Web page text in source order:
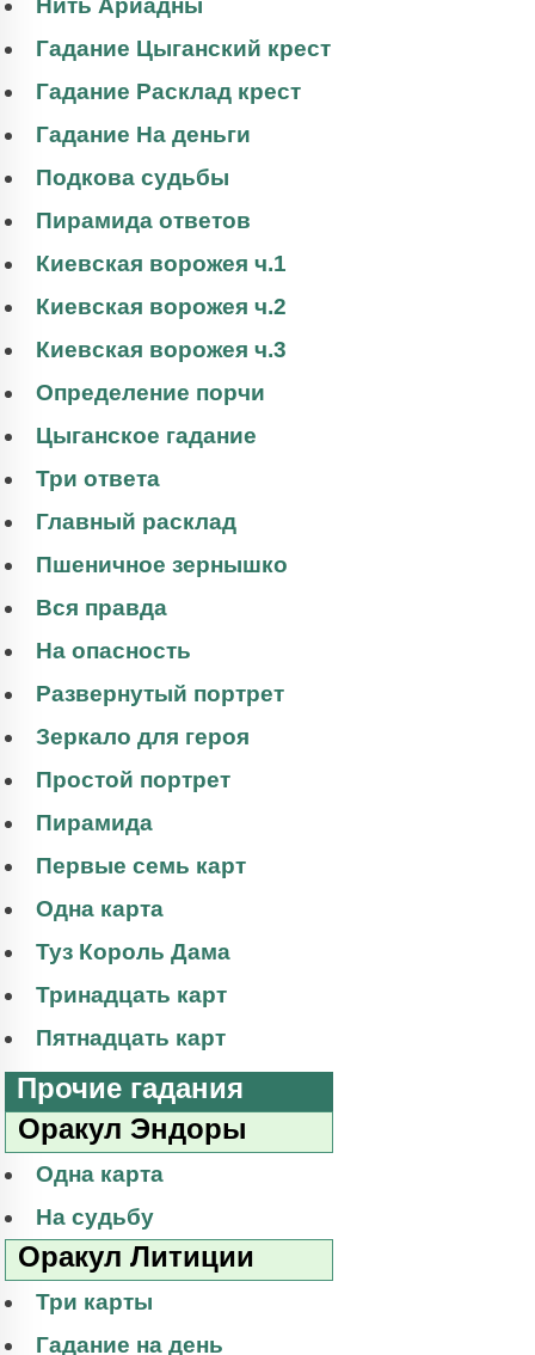
Нить Ариадны
Гадание Цыганский крест
Гадание Расклад крест
Гадание На деньги
Подкова судьбы
Пирамида ответов
Киевская ворожея ч.1
Киевская ворожея ч.2
Киевская ворожея ч.3
Определение порчи
Цыганское гадание
Три ответа
Главный расклад
Пшеничное зернышко
Вся правда
На опасность
Развернутый портрет
Зеркало для героя
Простой портрет
Пирамида
Первые семь карт
Одна карта
Туз Король Дама
Тринадцать карт
Пятнадцать карт
Прочие гадания
Оракул Эндоры
Одна карта
На судьбу
Оракул Литиции
Три карты
Гадание на день